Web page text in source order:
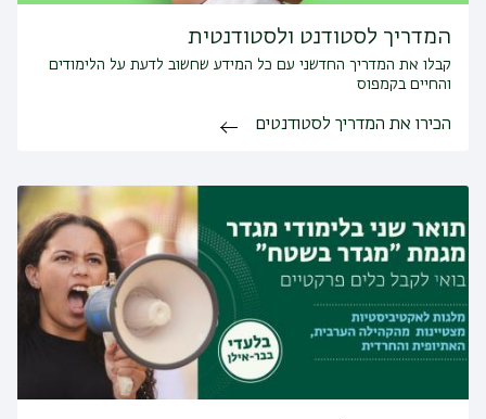
המדריך לסטודנט ולסטודנטית
קבלו את המדריך החדשני עם כל המידע שחשוב לדעת על הלימודים
והחיים בקמפוס
הכירו את המדריך לסטודנטים